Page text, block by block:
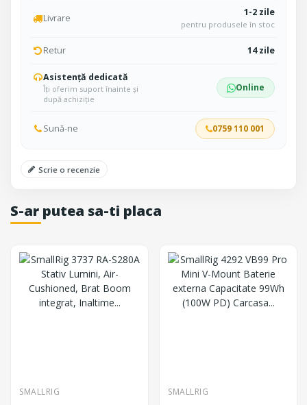
Livrare 1-2 zile
pentru produsele în stoc
Retur 14 zile
Asistență dedicată
Îți oferim suport înainte și
după achiziție
Online
Sună-ne 0759 110 001
Scrie o recenzie
S-ar putea sa-ti placa
SMALLRIG SMALLRIG